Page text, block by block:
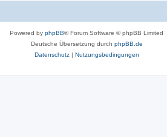
Powered by phpBB® Forum Software © phpBB Limited
Deutsche Übersetzung durch phpBB.de
Datenschutz| Nutzungsbedingungen